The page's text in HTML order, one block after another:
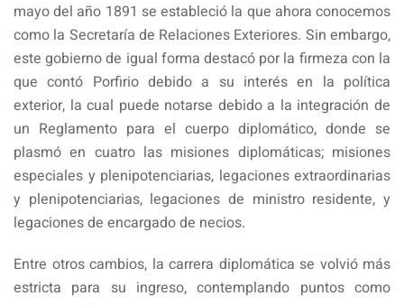
mayo del año 1891 se estableció la que ahora conocemos
como la Secretaría de Relaciones Exteriores. Sin embargo,
este gobierno de igual forma destacó por la firmeza con la
que contó Porfirio debido a su interés en la política
exterior, la cual puede notarse debido a la integración de
un Reglamento para el cuerpo diplomático, donde se
plasmó en cuatro las misiones diplomáticas; misiones
especiales y plenipotenciarias, legaciones extraordinarias
y plenipotenciarias, legaciones de ministro residente, y
legaciones de encargado de necios.
Entre otros cambios, la carrera diplomática se volvió más
estricta para su ingreso, contemplando puntos como